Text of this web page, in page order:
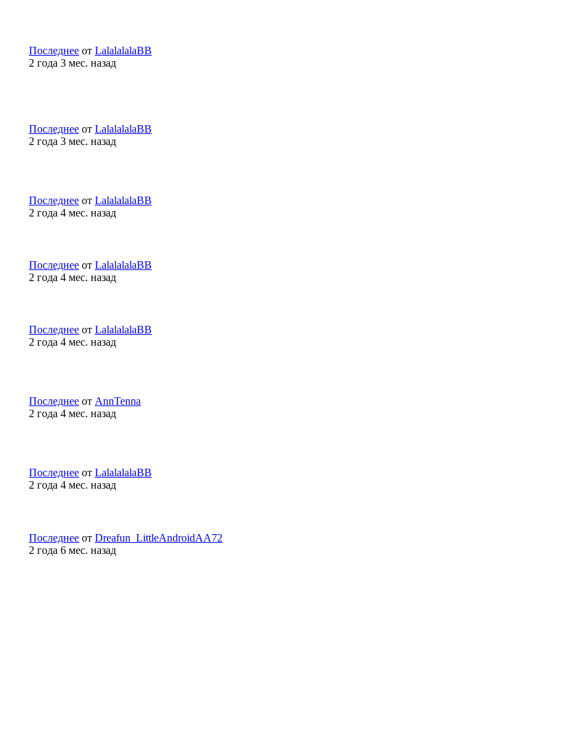
Последнее от LalalalalaBB
2 года 3 мес. назад
Последнее от LalalalalaBB
2 года 3 мес. назад
Последнее от LalalalalaBB
2 года 4 мес. назад
Последнее от LalalalalaBB
2 года 4 мес. назад
Последнее от LalalalalaBB
2 года 4 мес. назад
Последнее от AnnTenna
2 года 4 мес. назад
Последнее от LalalalalaBB
2 года 4 мес. назад
Последнее от Dreafun_LittleAndroidAA72
2 года 6 мес. назад